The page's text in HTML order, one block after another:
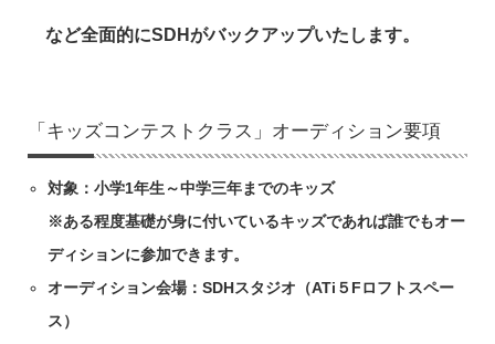
など全面的にSDHがバックアップいたします。
「キッズコンテストクラス」オーディション要項
対象：小学1年生～中学三年までのキッズ
※ある程度基礎が身に付いているキッズであれば誰でもオー
ディションに参加できます。
オーディション会場：SDHスタジオ（ATi５Fロフトスペー
ス）